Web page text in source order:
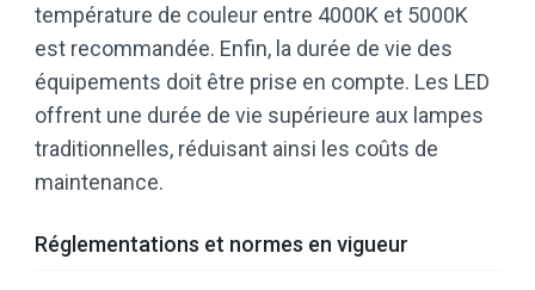
température de couleur entre 4000K et 5000K
est recommandée. Enfin, la durée de vie des
équipements doit être prise en compte. Les LED
offrent une durée de vie supérieure aux lampes
traditionnelles, réduisant ainsi les coûts de
maintenance.
Réglementations et normes en vigueur